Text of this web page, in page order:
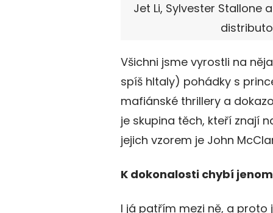
Jet Li, Sylvester Stallone
Všichni jsme vyrostli na
spíš hltaly) pohádky s
mafiánské thrillery a
je skupina těch, kteří znají
jejich vzorem je John
K dokonalosti chybí
I já patřím mezi ně, a